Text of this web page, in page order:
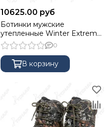
10625.00 руб
Ботинки мужские
утепленные Winter Extreme,
мембрана Kingtex, insulation
400г, цвет Black, 44 NISUS
0
В корзину